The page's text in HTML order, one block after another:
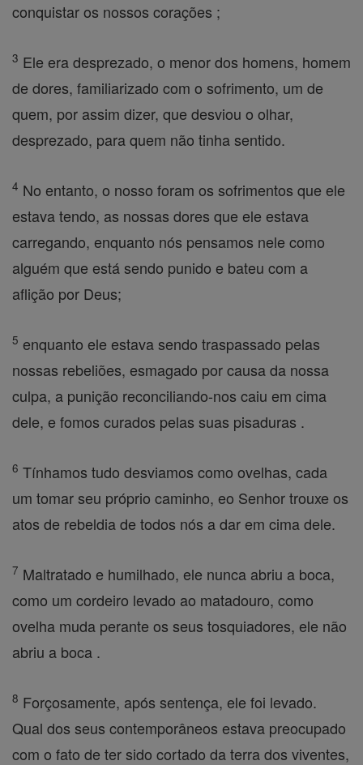
conquistar os nossos corações ;
3 Ele era desprezado, o menor dos homens, homem
de dores, familiarizado com o sofrimento, um de
quem, por assim dizer, que desviou o olhar,
desprezado, para quem não tinha sentido.
4 No entanto, o nosso foram os sofrimentos que ele
estava tendo, as nossas dores que ele estava
carregando, enquanto nós pensamos nele como
alguém que está sendo punido e bateu com a
aflição por Deus;
5 enquanto ele estava sendo traspassado pelas
nossas rebeliões, esmagado por causa da nossa
culpa, a punição reconciliando-nos caiu em cima
dele, e fomos curados pelas suas pisaduras .
6 Tínhamos tudo desviamos como ovelhas, cada
um tomar seu próprio caminho, eo Senhor trouxe os
atos de rebeldia de todos nós a dar em cima dele.
7 Maltratado e humilhado, ele nunca abriu a boca,
como um cordeiro levado ao matadouro, como
ovelha muda perante os seus tosquiadores, ele não
abriu a boca .
8 Forçosamente, após sentença, ele foi levado.
Qual dos seus contemporâneos estava preocupado
com o fato de ter sido cortado da terra dos viventes,